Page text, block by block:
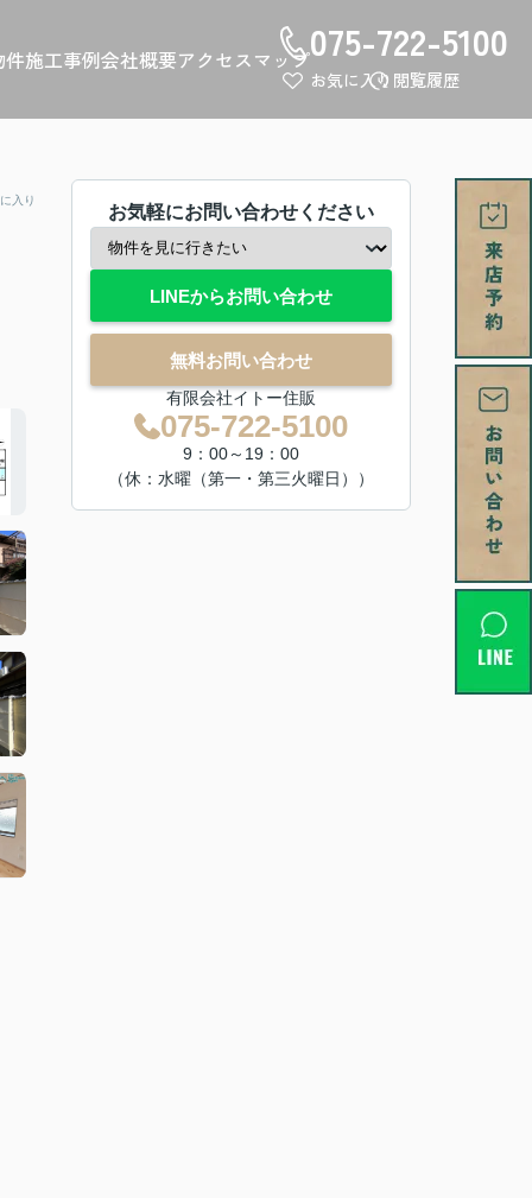
施工事例会社概要アクセスマップ075-722-5100
お気に入り 閲覧履歴
入り
お気軽にお問い合わせください
LINEからお問い合わせ
無料お問い合わせ
有限会社イトー住販
075-722-5100
9：00～19：00
（休：水曜（第一・第三火曜日））